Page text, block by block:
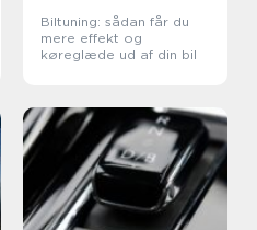
Biltuning: sådan får du
mere effekt og
køreglæde ud af din bil